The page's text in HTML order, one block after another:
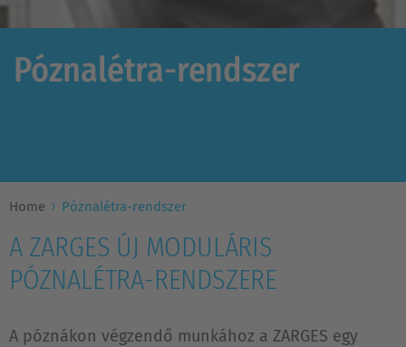
Póznalétra-rendszer
Home Póznalétra-rendszer
A ZARGES ÚJ MODULÁRIS
PÓZNALÉTRA-RENDSZERE
A póznákon végzendő munkához a ZARGES egy